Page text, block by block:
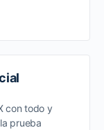
con todo y
prueba